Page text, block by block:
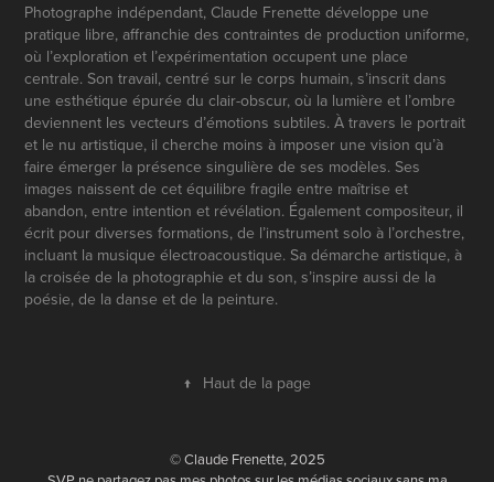
Photographe indépendant, Claude Frenette développe une
pratique libre, affranchie des contraintes de production uniforme,
où l’exploration et l’expérimentation occupent une place
centrale. Son travail, centré sur le corps humain, s’inscrit dans
une esthétique épurée du clair-obscur, où la lumière et l’ombre
deviennent les vecteurs d’émotions subtiles. À travers le portrait
et le nu artistique, il cherche moins à imposer une vision qu’à
faire émerger la présence singulière de ses modèles. Ses
images naissent de cet équilibre fragile entre maîtrise et
abandon, entre intention et révélation. Également compositeur, il
écrit pour diverses formations, de l’instrument solo à l’orchestre,
incluant la musique électroacoustique. Sa démarche artistique, à
la croisée de la photographie et du son, s’inspire aussi de la
poésie, de la danse et de la peinture.
↑ Haut de la page
© Claude Frenette, 2025